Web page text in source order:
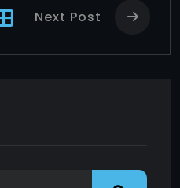
Next Post